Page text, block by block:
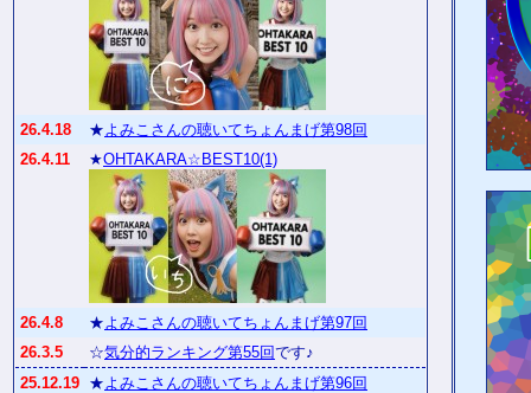
26.4.18 ★よみこさんの聴いてちょんまげ第98回
26.4.11
★OHTAKARA☆BEST10(1)
26.4.8 ★よみこさんの聴いてちょんまげ第97回
26.3.5
☆気分的ランキング第55回です♪
25.12.19 ★よみこさんの聴いてちょんまげ第96回